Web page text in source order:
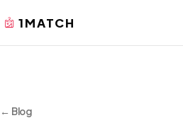
1MATCH
← Blog